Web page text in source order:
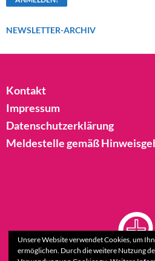
NEWSLETTER-ARCHIV
Kontakt
Impressum
Datenschutzerklärung
Meldestelle gemäß
Unsere Website verwendet Cookies, um
ermöglichen. Durch die weitere Nutzung